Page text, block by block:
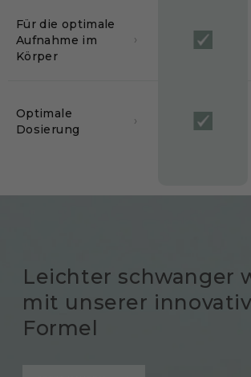
Für die optimale
Aufnahme im
Körper
›
Optimale
Dosierung
›
Leichter schwanger
mit unserer
Formel